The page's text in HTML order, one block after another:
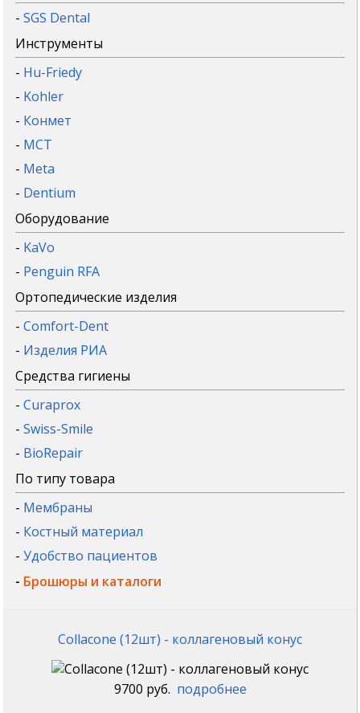
-SGS Dental
Инструменты
- Hu-Friedy
- Kohler
- Конмет
- MCT
- Meta
- Dentium
Оборудование
- KaVo
- Penguin RFA
Ортопедические изделия
-Comfort-Dent
- Изделия РИА
Средства гигиены
-Curaprox
-Swiss-Smile
- BioRepair
По типу товара
- Мембраны
- Костный материал
-Удобство пациентов
- Брошюры и каталоги
Collacone (12шт) - коллагеновый конус
9700 руб. подробнее